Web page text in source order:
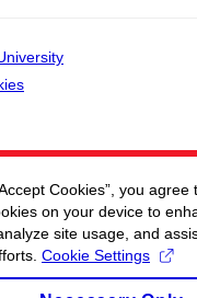
Cookies”, you agree
on your device to
site usage, and
Cookie Settings